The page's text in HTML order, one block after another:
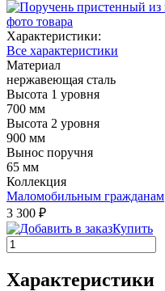
Характеристики:
Все характеристики
Материал
нержавеющая сталь
Высота 1 уровня
700 мм
Высота 2 уровня
900 мм
Вынос поручня
65 мм
Коллекция
Маломобильным гражданам
3 300 ₽
Купить
Характеристики